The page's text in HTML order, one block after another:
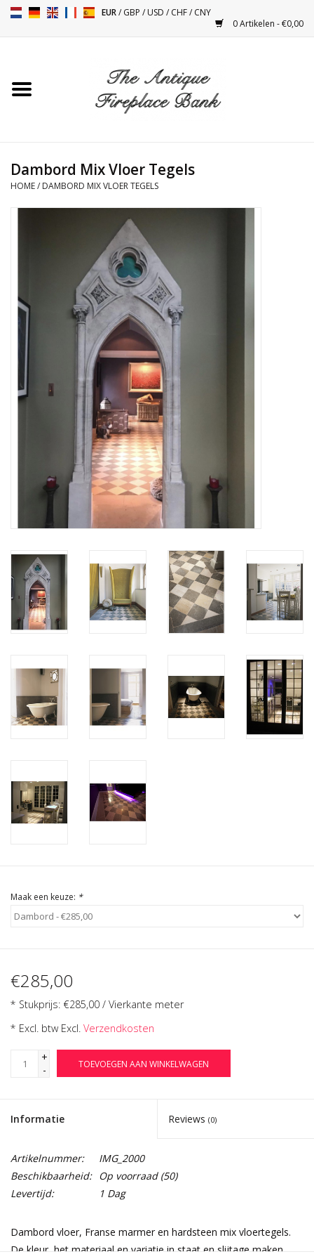
EUR/GBP /USD /CHF/CNY
0 Artikelen - €0,00
Toebehoren
Antiquiteiten en Vintage
Objecten
Decoratieve Outdoor
Vloeren - Steen, Terra Cotta
Tevreden Klanten
Antieke Marmers
AI-Ready Database
Login
Dambord Mix Vloer Tegels
HOME/ DAMBORD MIX VLOER TEGELS
Maak een keuze: *
€285,00
* Stukprijs: €285,00 / Vierkante meter
* Excl. btw Excl. Verzendkosten
+
-
TOEVOEGEN AAN WINKELWAGEN
Informatie Reviews (0)
Artikelnummer:
IMG_2000
Beschikbaarheid: Op voorraad(50)
Levertijd:
1 Dag
Dambord vloer, Franse marmer en hardsteen mix vloertegels.
De kleur, het materiaal en variatie in staat en slijtage maken